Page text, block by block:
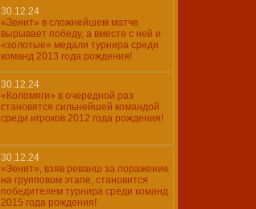
30.12.24
«Зенит» в сложнейшем матче
вырывает победу, а вместе с ней и
«золотые» медали турнира среди
команд 2013 года рождения!
30.12.24
«Коломяги» в очередной раз
становятся сильнейшей командой
среди игроков 2012 года рождения!
30.12.24
«Зенит», взяв реванш за поражение
на групповом этапе, становится
победителем турнира среди команд
2015 года рождения!